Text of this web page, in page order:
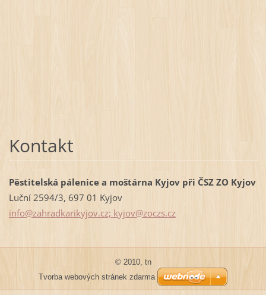
Kontakt
Pěstitelská pálenice a moštárna Kyjov při ČSZ ZO Kyjov
Luční 2594/3, 697 01 Kyjov
info@zahradkarikyjov.cz; kyjov@zoczs.cz
© 2010, tn
Tvorba webových stránek zdarma